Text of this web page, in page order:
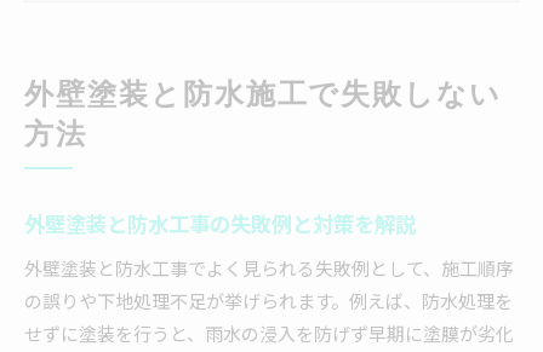
外壁塗装の防水対策で長持ちする家を実現する
方法
防水工事の正確な費用相場を知る秘訣
外壁塗装の見積もりで確認すべき防水工事項目
外壁防水工事の費用を抑えるポイントと選び方
外壁塗装の防水費用で失敗しないための比較方
法
外壁塗装と防水施工で失敗しない
方法
外壁塗装と防水工事の失敗例と対策を解説
外壁塗装と防水工事でよく見られる失敗例として、施工順序
の誤りや下地処理不足が挙げられます。例えば、防水処理を
せずに塗装を行うと、雨水の浸入を防げず早期に塗膜が劣化